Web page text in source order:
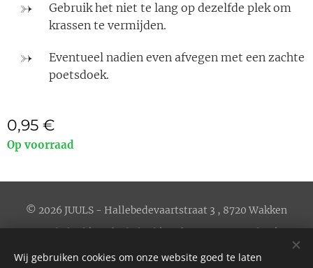
Gebruik het niet te lang op dezelfde plek om
krassen te vermijden.
Eventueel nadien even afvegen met een zachte
poetsdoek.
0,95 €
Op voorraad
© 2026 JUULS - Hallebedevaartstraat 3 , 8720 Wakken
Privacybeleid | Cookiebeleid | Verkoopsvoorwaarden
| BE
Wij gebruiken cookies om onze website goed te laten